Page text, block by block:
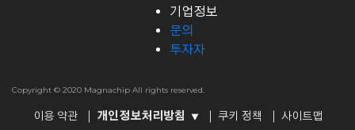
기업정보
문의
투자자
Copyright © 2020 Magnachip All rights reserved.
이용 약관 개인정보처리방침 쿠키 정책 사이트맵